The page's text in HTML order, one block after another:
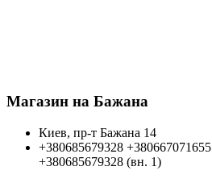
Магазин на Бажана
Киев, пр-т Бажана 14
+380685679328 +380667071655
+380685679328 (вн. 1)